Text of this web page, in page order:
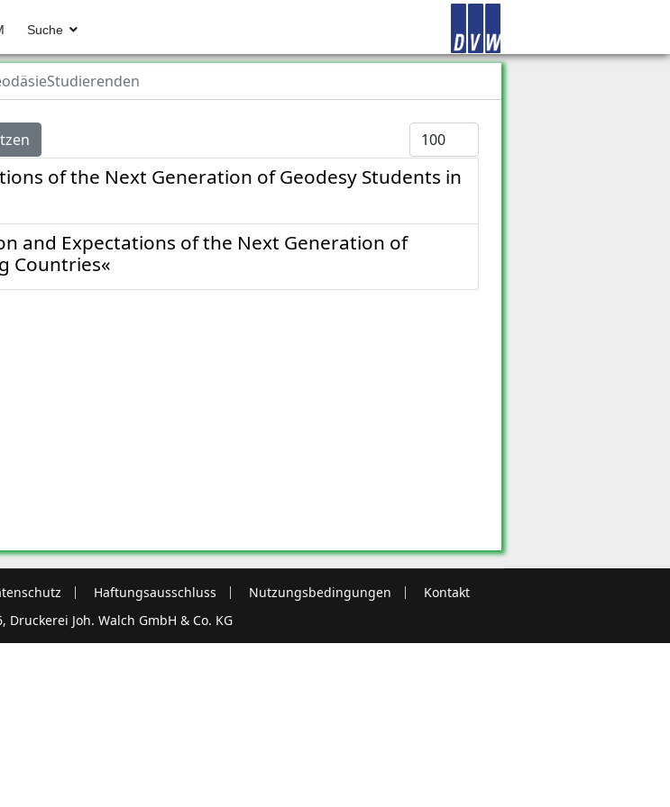
Suche
Anzeige #
of the Next Generation of Geodesy Students in
and Expectations of the Next Generation of
Countries«
Haftungsausschluss Nutzungsbedingungen
Kontakt
Joh. Walch GmbH & Co. KG